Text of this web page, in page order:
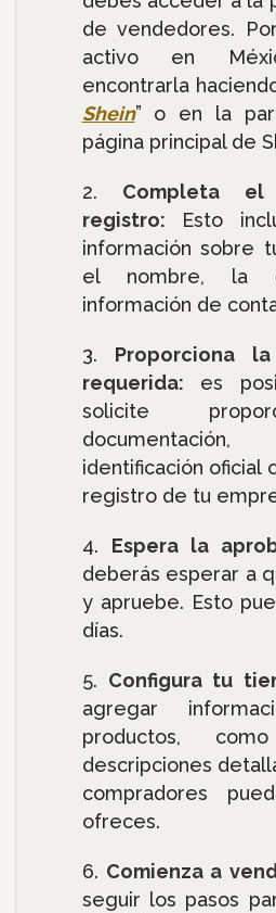
de vendedores.
activo en
encontrarla
Shein” o en la
página principal de
Completa
registro: Esto
información sobre
el nombre, la
información de
Proporciona
requerida: es
solicite
identificación oficial
registro de tu
Espera la
deberás esperar a
y apruebe. Esto
días.
Configura tu
agregar
productos,
descripciones
compradores
ofreces.
Comienza a
seguir los pasos